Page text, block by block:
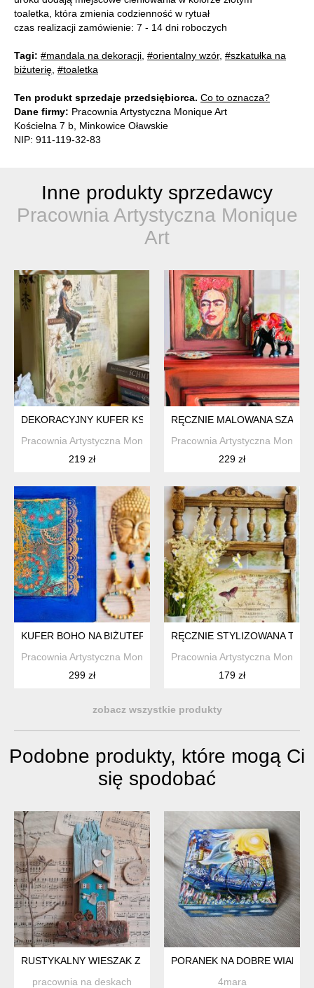
toaletka, która zmienia codzienność w rytuał
czas realizacji zamówienie: 7 - 14 dni roboczych
Tagi: #mandala na dekoracji #orientalny wzór, #szkatułka na
biżuterię #toaletka
Ten produkt sprzedaje przedsiębiorca. Co to oznacza?
Dane firmy: Pracownia Artystyczna Monique Art
Kościelna 7 b, Minkowice Oławskie
NIP: 911-119-32-83
Inne produkty sprzedawcy
Pracownia Artystyczna Monique
Art
DEKORACYJNY KUFER KSIĄŻKA Z ANIOŁEM IDEALNY NA
Pracownia Artystyczna Monique Art
219 zł
RĘCZNIE MALOWANA
Pracownia Artystyczna Monique
229 zł
KUFER BOHO NA BIŻUTERIĘ, MANDALA, ZŁOTE DODATKI,
Pracownia Artystyczna Monique Art
299 zł
RĘCZNIE STYLIZOWANA
Pracownia Artystyczna Monique
179 zł
zobacz wszystkie produkty
Podobne produkty, które mogą Ci
się spodobać
RUSTYKALNY WIESZAK Z TURKUSOWYM DOMKIEM
pracownia na deskach
PORANEK NA DOBRE
4mara